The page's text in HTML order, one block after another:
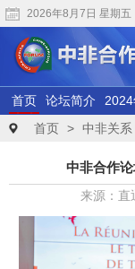
2026年8月7日 星期五
首页 论坛简介
联合研究
精彩视频
首页 > 中非关系
中非合作
来源：